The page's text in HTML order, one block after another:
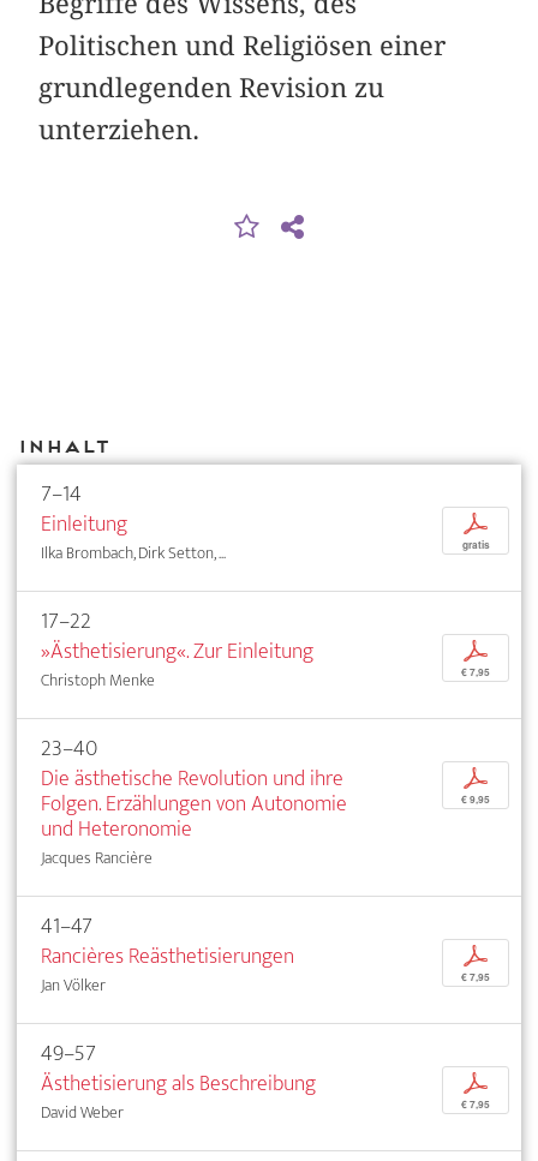
Politischen und Religiösen einer
grundlegenden Revision zu
unterziehen.
Inhalt
7–14
Einleitung
Ilka Brombach, Dirk Setton, ...
p
gratis
17–22
»Ästhetisierung«. Zur Einleitung
Christoph Menke
p
€ 7,95
23–40
Die ästhetische Revolution und ihre
Folgen. Erzählungen von Autonomie
und Heteronomie
Jacques Rancière
p
€ 9,95
41–47
Rancières Reästhetisierungen
Jan Völker
p
€ 7,95
49–57
Ästhetisierung als Beschreibung
David Weber
p
€ 7,95